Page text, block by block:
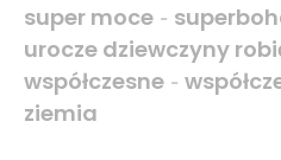
super moce -
urocze dziewczyny
współczesne -
ziemia